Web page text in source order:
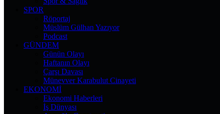
SPOR
Röportaj
Müslüm Gülhan Yazıyor
Podcast
GÜNDEM
Günün Olayı
Haftanın Olayı
Çarşı Davası
Münevver Karabulut Cinayeti
EKONOMI
Ekonomi Haberleri
İş Dünyası